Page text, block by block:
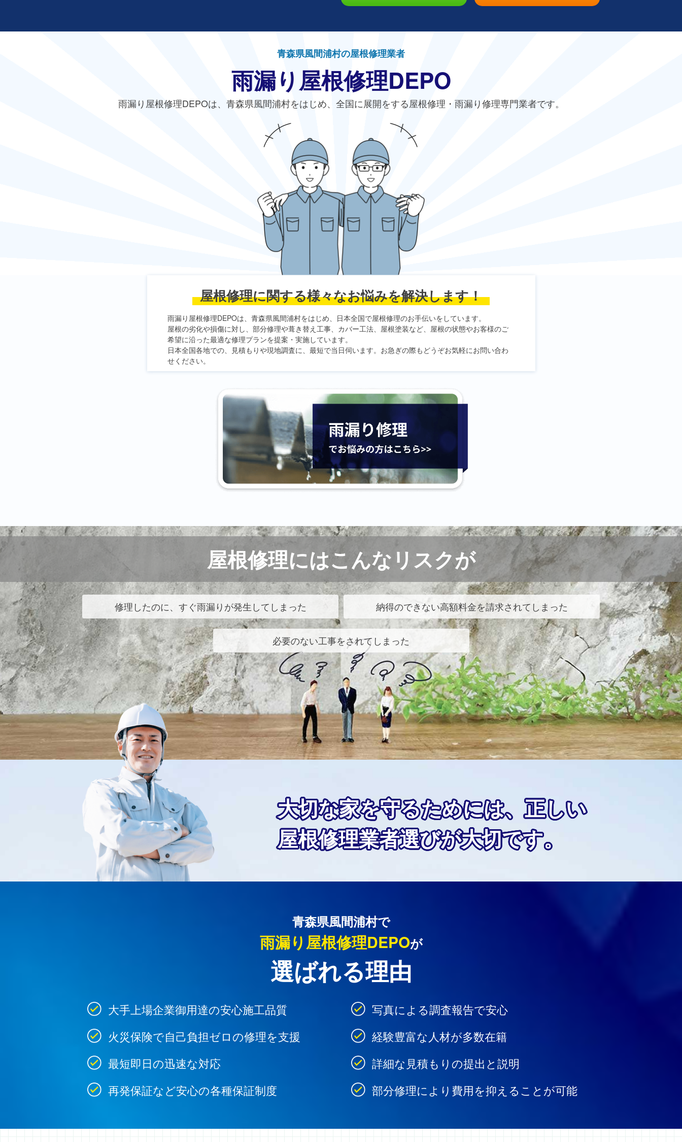
青森県風間浦村の屋根修理業者
雨漏り屋根修理DEPO
雨漏り屋根修理DEPOは、青森県風間浦村をはじめ、全国に展開をする屋根修理・雨漏り修理専門業者です。
屋根修理に関する様々なお悩みを解決します！
雨漏り屋根修理DEPOは、青森県風間浦村をはじめ、日本全国で屋根修理のお手伝いをしています。
屋根の劣化や損傷に対し、部分修理や葺き替え工事、カバー工法、屋根塗装など、屋根の状態やお客様のご
希望に沿った最適な修理プランを提案・実施しています。
日本全国各地での、見積もりや現地調査に、最短で当日伺います。お急ぎの際もどうぞお気軽にお問い合わ
せください。
屋根修理にはこんなリスクが
修理したのに、すぐ雨漏りが発生してしまった 納得のできない高額料金を請求されてしまった
必要のない工事をされてしまった
大切な家を守るためには、正しい
屋根修理業者選びが大切です。
青森県風間浦村で
雨漏り屋根修理DEPOが
選ばれる理由
大手上場企業御用達の安心施工品質
写真による調査報告で安心
火災保険で自己負担ゼロの修理を支援
経験豊富な人材が多数在籍
最短即日の迅速な対応
詳細な見積もりの提出と説明
再発保証など安心の各種保証制度
部分修理により費用を抑えることが可能